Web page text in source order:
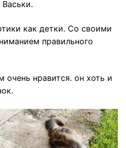
как детки. Со своими
правильного
нравится. он хоть и